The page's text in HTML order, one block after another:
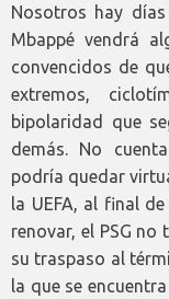
Nosotros hay
Mbappé vendrá
convencidos de
extremos,
bipolaridad que
demás. No
podría quedar
la UEFA, al final
renovar, el PSG
su traspaso al
la que se